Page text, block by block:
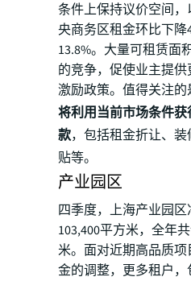
条件上保持议价空间
央商务区租金环比下降
13.8%。大量可租赁面
的竞争，促使业主提
激励政策。值得关注的
将利用当前市场条件
款，包括租金折让、
贴等。
产业园区
四季度，上海产业园
103,400平方米，全年
米。面对近期高品质
金的调整，更多租户